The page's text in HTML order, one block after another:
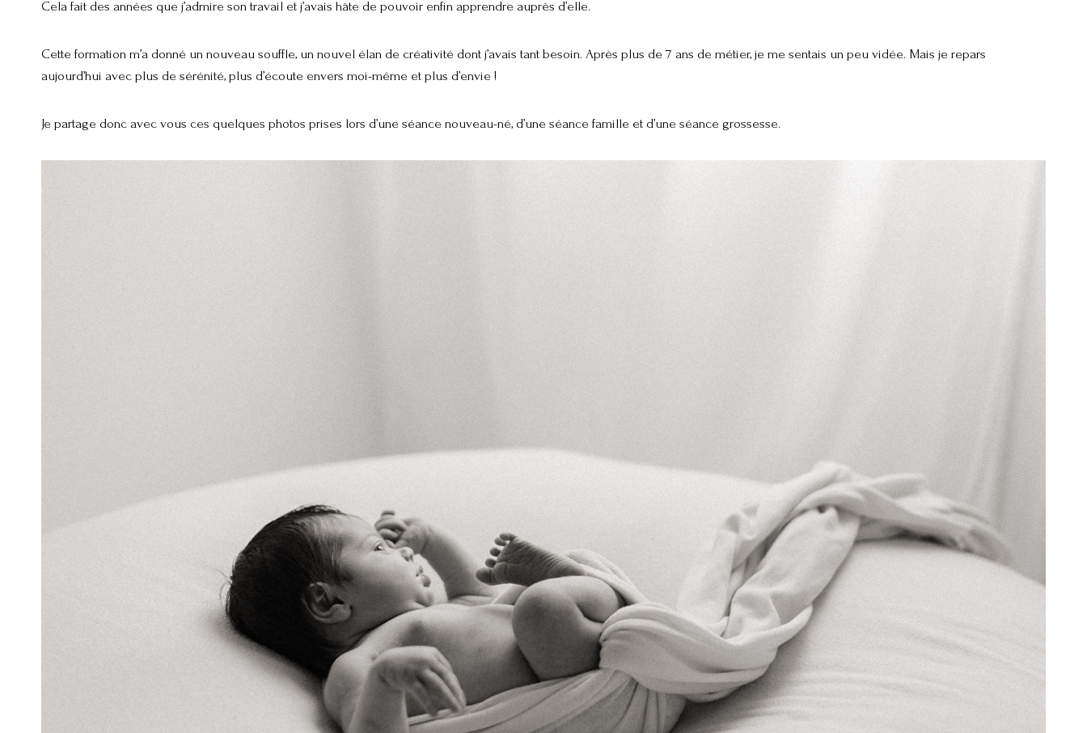
Cela fait des années que j’admire son travail et j’avais hâte de pouvoir enfin apprendre auprès d’elle.
Cette formation m’a donné un nouveau souffle, un nouvel élan de créativité dont j’avais tant besoin. Après plus de 7 ans de métier, je me sentais un peu vidée. Mais je repars
aujourd’hui avec plus de sérénité, plus d’écoute envers moi-même et plus d’envie !
Je partage donc avec vous ces quelques photos prises lors d’une séance nouveau-né, d’une séance famille et d’une séance grossesse.